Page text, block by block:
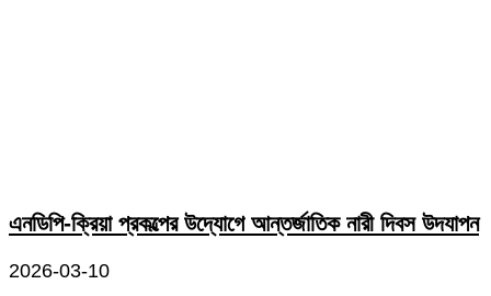
এনডিপি-ক্রিয়া প্রকল্পের উদ্যোগে আন্তর্জাতিক নারী দিবস উদযাপন
2026-03-10